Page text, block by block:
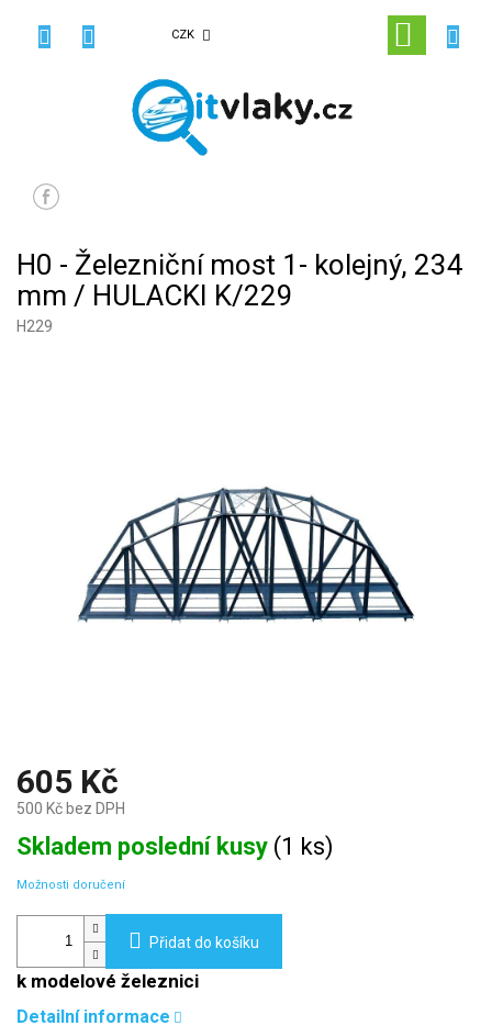
CZK
KOŠÍK
H0 - Železniční most 1- kolejný, 234
mm / HULACKI K/229
H229
605 Kč
500 Kč bez DPH
Měrná
cena:
Skladem poslední kusy (1 ks)
Možnosti doručení
Přidat do košíku
k modelové železnici
Detailní informace